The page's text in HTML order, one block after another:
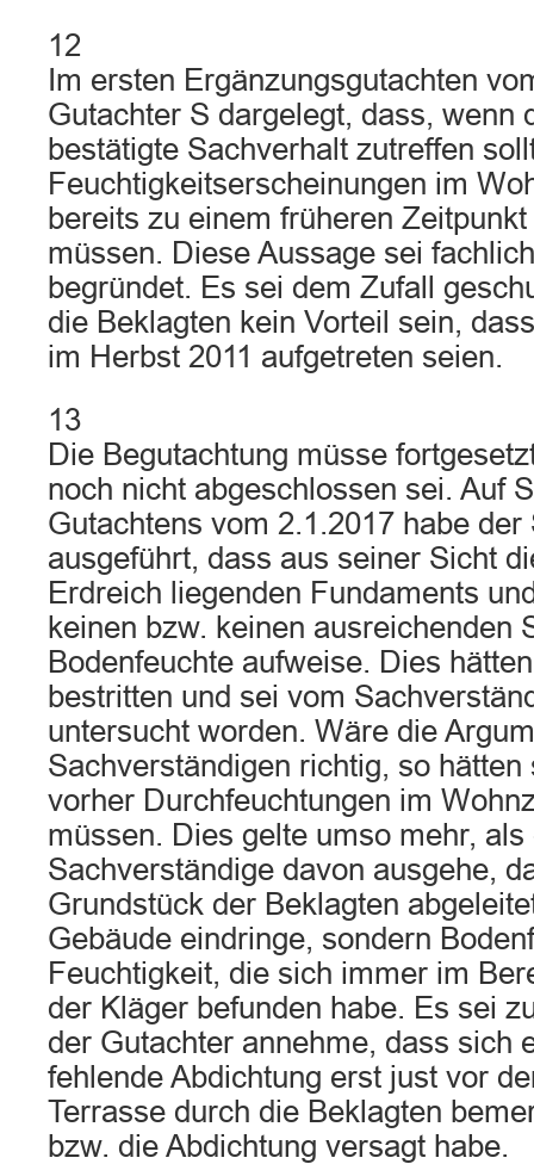
12
Im ersten Ergänzungsgutachten
Gutachter S dargelegt, dass, wenn
bestätigte Sachverhalt zutreffen
Feuchtigkeitserscheinungen im
bereits zu einem früheren
müssen. Diese Aussage sei
begründet. Es sei dem Zufall
die Beklagten kein Vorteil sein,
im Herbst 2011 aufgetreten seien.
13
Die Begutachtung müsse
noch nicht abgeschlossen sei. Auf
Gutachtens vom 2.1.2017 habe
ausgeführt, dass aus seiner Sicht
Erdreich liegenden Fundaments
keinen bzw. keinen ausreichenden
Bodenfeuchte aufweise. Dies
bestritten und sei vom
untersucht worden. Wäre die
Sachverständigen richtig, so
vorher Durchfeuchtungen im
müssen. Dies gelte umso mehr, als
Sachverständige davon ausgehe,
Grundstück der Beklagten
Gebäude eindringe, sondern
Feuchtigkeit, die sich immer im
der Kläger befunden habe. Es sei
der Gutachter annehme, dass sich
fehlende Abdichtung erst just vor
Terrasse durch die Beklagten
bzw. die Abdichtung versagt habe.